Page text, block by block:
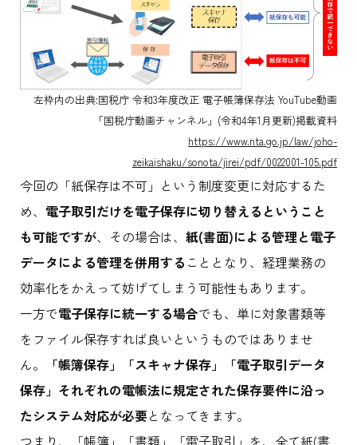
左枠内の出典:国税庁 令和3年度改正 電子帳簿保存法 YouTube動画
「国税庁動画チャンネル」(令和4年1月更新)掲載資料
https://www.nta.go.jp/law/joho-
zeikaishaku/sonota/jirei/pdf/0022001-105.pdf
今回の「紙保存は不可」という制度変更に対応するた
め、 電子取引だけを電子保存に切り替えるということ
も可能ですが、その場合は、 紙(書面)による管理と電子
データによる管理を併用する こととなり、経理業務の
効率化をかえって妨げてしまう可能性もあります。
一方で電子保存に統一する場合でも、単に対象書類等
をファイル保存すれば良いというものではありませ
ん。
「帳簿保存」「スキャナ保存」「電子取引データ
保存」それぞれの電帳法に規定された保存要件に沿っ
たシステム対応が必要となってきます。
つまり、「帳簿」「書類」「電子取引」を、全て紙(書